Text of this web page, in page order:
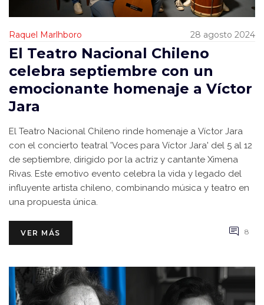
Raquel Marlhboro 28 agosto 2024
El Teatro Nacional Chileno
celebra septiembre con un
emocionante homenaje a Víctor
Jara
El Teatro Nacional Chileno rinde homenaje a Víctor Jara
con el concierto teatral 'Voces para Víctor Jara' del 5 al 12
de septiembre, dirigido por la actriz y cantante Ximena
Rivas. Este emotivo evento celebra la vida y legado del
influyente artista chileno, combinando música y teatro en
una propuesta única.
VER MÁS 8